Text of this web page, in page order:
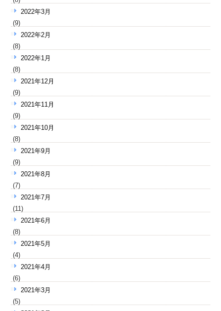
2022年3月
(9)
2022年2月
(8)
2022年1月
(8)
2021年12月
(9)
2021年11月
(9)
2021年10月
(8)
2021年9月
(9)
2021年8月
(7)
2021年7月
(11)
2021年6月
(8)
2021年5月
(4)
2021年4月
(6)
2021年3月
(5)